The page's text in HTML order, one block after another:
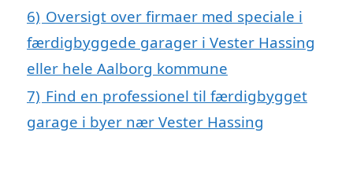
6) Oversigt over firmaer med speciale i
færdigbyggede garager i Vester Hassing
eller hele Aalborg kommune
7) Find en professionel til færdigbygget
garage i byer nær Vester Hassing